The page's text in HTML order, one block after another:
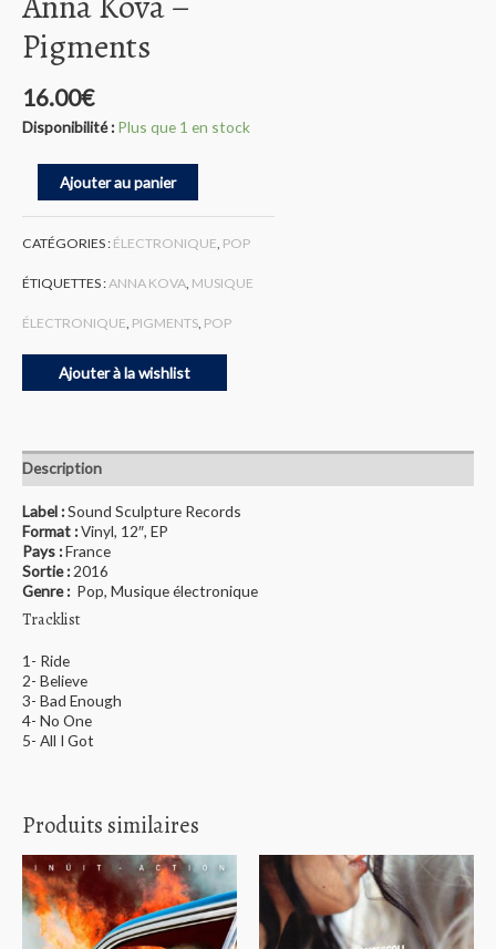
Pigments
16.00€
Disponibilité : Plus que 1 en stock
quantité
Anna
Kova
-
Pigments
Ajouter au panier
CATÉGORIES : ÉLECTRONIQUE POP
ÉTIQUETTES : ANNA KOVA MUSIQUE
ÉLECTRONIQUE PIGMENTS POP
Ajouter à la wishlist
Description
Label :Sound Sculpture Records ‎
Format :Vinyl, 12″, EP
Pays :France
Sortie : 2016
Genre : Pop, Musique électronique
Tracklist
1- Ride
2- Believe
3- Bad Enough
4- No One
5- All I Got
Produits similaires